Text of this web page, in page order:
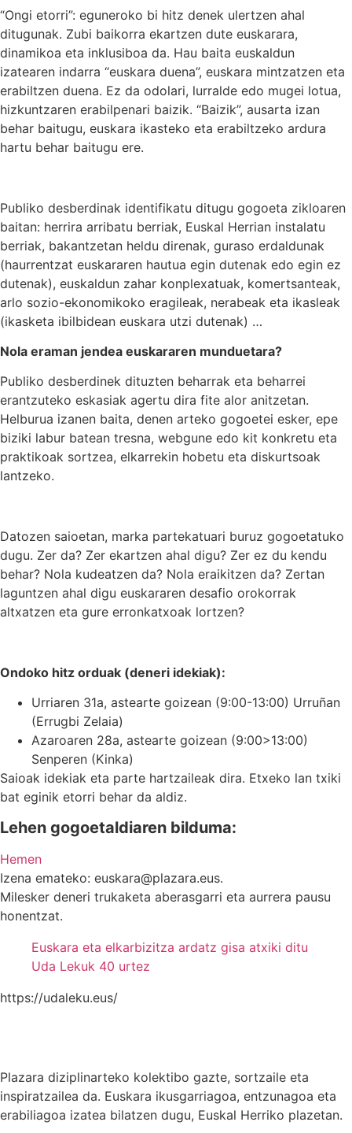
“Ongi etorri”: eguneroko bi hitz denek ulertzen ahal
ditugunak. Zubi baikorra ekartzen dute euskarara,
dinamikoa eta inklusiboa da. Hau baita euskaldun
izatearen indarra “euskara duena”, euskara mintzatzen eta
erabiltzen duena. Ez da odolari, lurralde edo mugei lotua,
hizkuntzaren erabilpenari baizik. “Baizik”, ausarta izan
behar baitugu, euskara ikasteko eta erabiltzeko ardura
hartu behar baitugu ere.
Publiko desberdinak identifikatu ditugu gogoeta zikloaren
baitan: herrira arribatu berriak, Euskal Herrian instalatu
berriak, bakantzetan heldu direnak, guraso erdaldunak
(haurrentzat euskararen hautua egin dutenak edo egin ez
dutenak), euskaldun zahar konplexatuak, komertsanteak,
arlo sozio-ekonomikoko eragileak, nerabeak eta ikasleak
(ikasketa ibilbidean euskara utzi dutenak) …
Nola eraman jendea euskararen munduetara?
Publiko desberdinek dituzten beharrak eta beharrei
erantzuteko eskasiak agertu dira fite alor anitzetan.
Helburua izanen baita, denen arteko gogoetei esker, epe
biziki labur batean tresna, webgune edo kit konkretu eta
praktikoak sortzea, elkarrekin hobetu eta diskurtsoak
lantzeko.
Datozen saioetan, marka partekatuari buruz gogoetatuko
dugu. Zer da? Zer ekartzen ahal digu? Zer ez du kendu
behar? Nola kudeatzen da? Nola eraikitzen da? Zertan
laguntzen ahal digu euskararen desafio orokorrak
altxatzen eta gure erronkatxoak lortzen?
Ondoko hitz orduak (deneri idekiak):
Urriaren 31a, astearte goizean (9:00-13:00) Urruñan
(Errugbi Zelaia)
Azaroaren 28a, astearte goizean (9:00>13:00)
Senperen (Kinka)
Saioak idekiak eta parte hartzaileak dira. Etxeko lan txiki
bat eginik etorri behar da aldiz.
Lehen gogoetaldiaren bilduma:
Hemen
Izena emateko: euskara@plazara.eus.
Milesker deneri trukaketa aberasgarri eta aurrera pausu
honentzat.
Euskara eta elkarbizitza ardatz gisa atxiki ditu
Uda Lekuk 40 urtez
https://udaleku.eus/
Plazara diziplinarteko kolektibo gazte, sortzaile eta
inspiratzailea da. Euskara ikusgarriagoa, entzunagoa eta
erabiliagoa izatea bilatzen dugu, Euskal Herriko plazetan.